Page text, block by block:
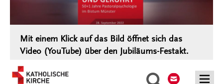
Suche
Mit einem Klick auf das Bild öffnet sich das
Video (YouTube) über den Jubiläums-Festakt.